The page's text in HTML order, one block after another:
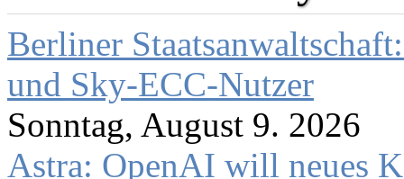
Berliner
und Sky-ECC-Nutzer
Sonntag, August 9. 2026
Astra: OpenAI will neues